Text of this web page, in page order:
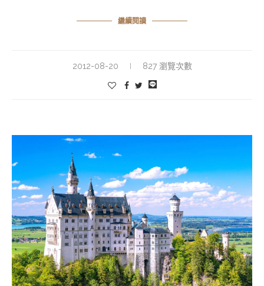
繼續閱讀
2012-08-20 827 瀏覽次數